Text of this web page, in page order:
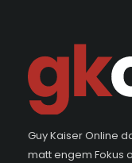
Guy Kaiser Online
matt engem Fokus